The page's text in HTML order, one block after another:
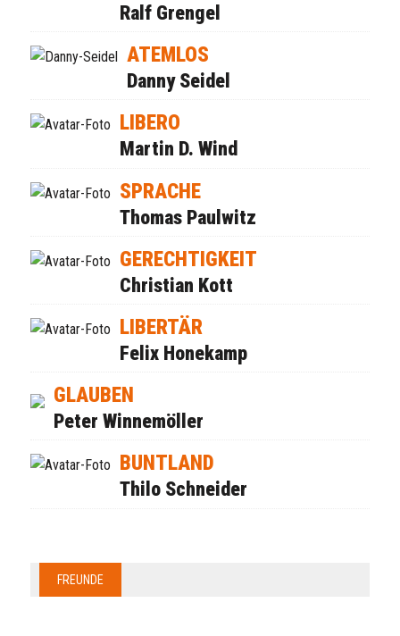
Ralf Grengel
ATEMLOS
Danny Seidel
LIBERO
Martin D. Wind
SPRACHE
Thomas Paulwitz
GERECHTIGKEIT
Christian Kott
LIBERTÄR
Felix Honekamp
GLAUBEN
Peter Winnemöller
BUNTLAND
Thilo Schneider
FREUNDE